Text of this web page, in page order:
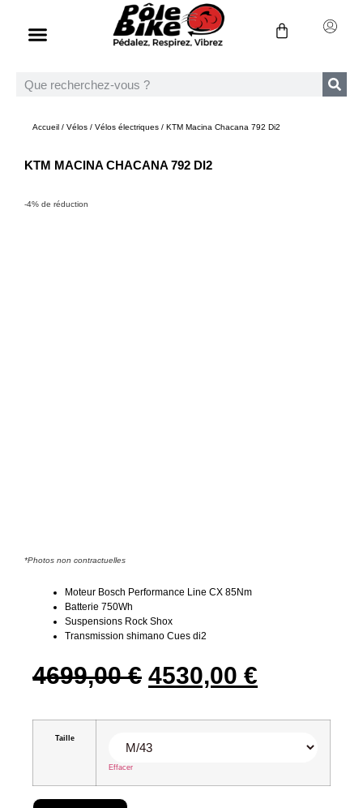
Accueil / Vélos / Vélos électriques / KTM Macina Chacana 792 Di2
KTM MACINA CHACANA 792 DI2
-4% de réduction
*Photos non contractuelles
Moteur Bosch Performance Line CX 85Nm
Batterie 750Wh
Suspensions Rock Shox
Transmission shimano Cues di2
4699,00€ 4530,00 €
Taille
Effacer